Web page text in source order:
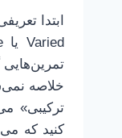
خلاصه
ترکیبی»
کنید که